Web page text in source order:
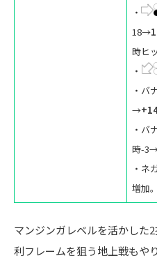
・
18→
時ヒ
・
・バ
→
・バ
時-
・ネ
増加。
マンジンガレベルを活かした
利フレームを狙う地上戦もや